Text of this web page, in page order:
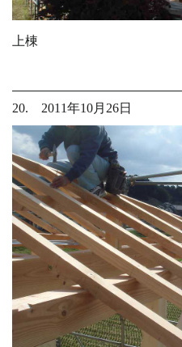
上棟
20. 2011年10月26日